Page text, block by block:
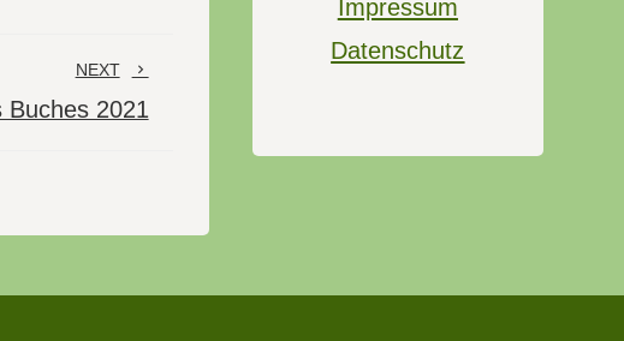
NEXT
Buches 2021
Impressum
Datenschutz